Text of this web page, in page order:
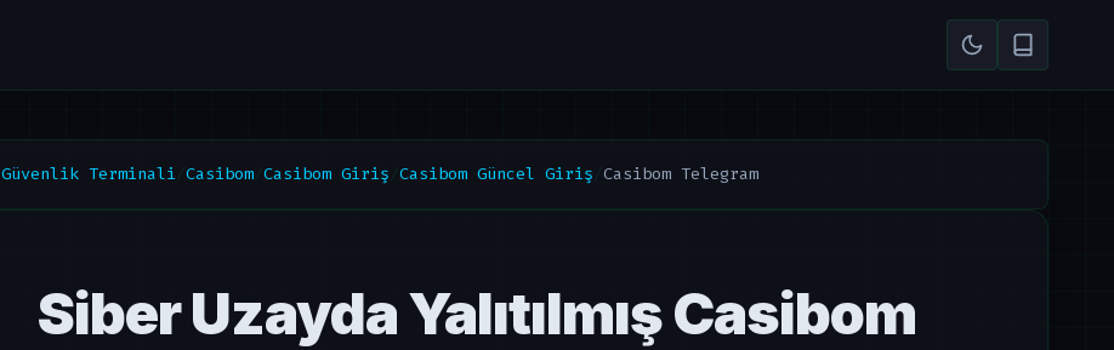
Güvenlik Terminali Casibom/ Casibom Giriş Casibom Güncel Giriş Casibom Telegram
Siber Uzayda Yalıtılmış Casibom